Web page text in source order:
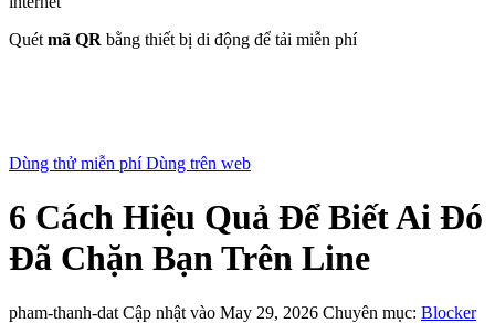
Quét mã QR bằng thiết bị di động để tải miễn phí
Dùng thử miễn phíDùng trên web
6 Cách Hiệu Quả Để Biết Ai Đó
Đã Chặn Bạn Trên Line
pham-thanh-dat Cập nhật vào May 29, 2026 Chuyên mục: Blocker